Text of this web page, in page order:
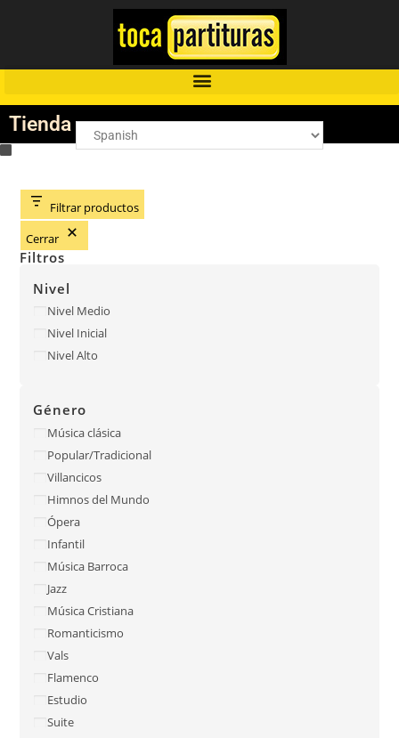
Tienda
Filtrar productos
Cerrar
Filtros
Nivel
Nivel Medio
Nivel Inicial
Nivel Alto
Género
Música clásica
Popular/Tradicional
Villancicos
Himnos del Mundo
Ópera
Infantil
Música Barroca
Jazz
Música Cristiana
Romanticismo
Vals
Flamenco
Estudio
Suite